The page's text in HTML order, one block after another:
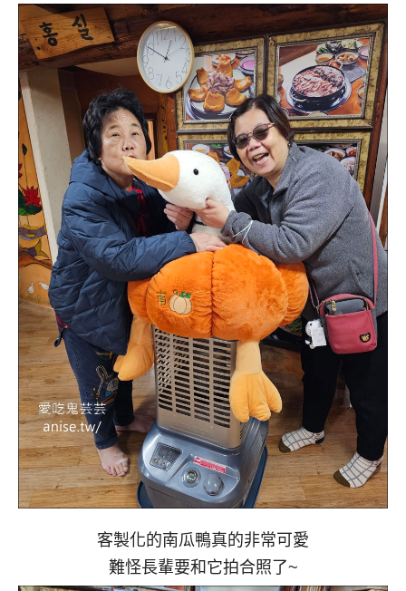
客製化的南瓜鴨真的非常可愛
難怪長輩要和它拍合照了~